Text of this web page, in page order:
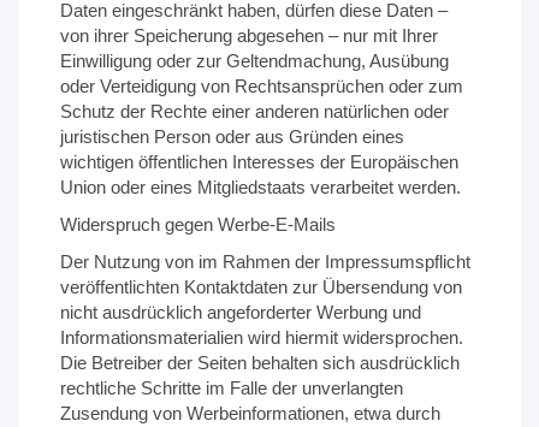
Daten eingeschränkt haben, dürfen diese Daten –
von ihrer Speicherung abgesehen – nur mit Ihrer
Einwilligung oder zur Geltendmachung, Ausübung
oder Verteidigung von Rechtsansprüchen oder zum
Schutz der Rechte einer anderen natürlichen oder
juristischen Person oder aus Gründen eines
wichtigen öffentlichen Interesses der Europäischen
Union oder eines Mitgliedstaats verarbeitet werden.
Widerspruch gegen Werbe-E-Mails
Der Nutzung von im Rahmen der Impressumspflicht
veröffentlichten Kontaktdaten zur Übersendung von
nicht ausdrücklich angeforderter Werbung und
Informationsmaterialien wird hiermit widersprochen.
Die Betreiber der Seiten behalten sich ausdrücklich
rechtliche Schritte im Falle der unverlangten
Zusendung von Werbeinformationen, etwa durch